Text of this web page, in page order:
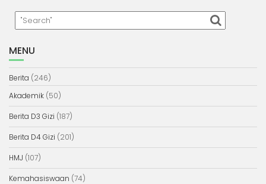
MENU
Berita (246)
Akademik (50)
Berita D3 Gizi (187)
Berita D4 Gizi (201)
HMJ (107)
Kemahasiswaan (74)